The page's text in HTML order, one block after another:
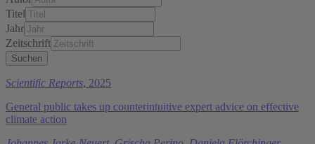
Titel
Jahr
Zeitschrift
Scientific Reports, 2025
General public takes up counterintuitive expert advice on effective
climate action